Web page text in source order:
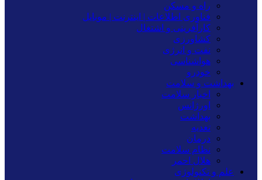
راه و مسکن
فناوری اطلاعات | اینترنت | موبایل
کارآفرینی و اشتغال
کشاورزی
نفت و انرژی
هواشناسی
خودرو
بهداشت و سلامت
اخبار سلامت
اورژانس
بهداشت
تغدیه
درمان
نظام سلامت
هلال احمر
علم و تکنولوژی